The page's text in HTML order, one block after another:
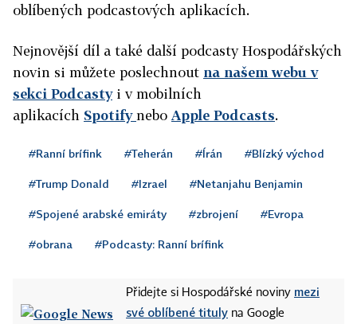
oblíbených podcastových aplikacích.
Nejnovější díl a také další podcasty Hospodářských
novin si můžete poslechnout na našem webu v
sekci Podcastyi v mobilních
aplikacích Spotifynebo Apple Podcasts.
#Ranní brífink #Teherán #Írán #Blízký východ
#Trump Donald #Izrael #Netanjahu Benjamin
#Spojené arabské emiráty #zbrojení #Evropa
#obrana #Podcasty: Ranní brífink
Přidejte si Hospodářské noviny mezi
své oblíbené tituly na Google